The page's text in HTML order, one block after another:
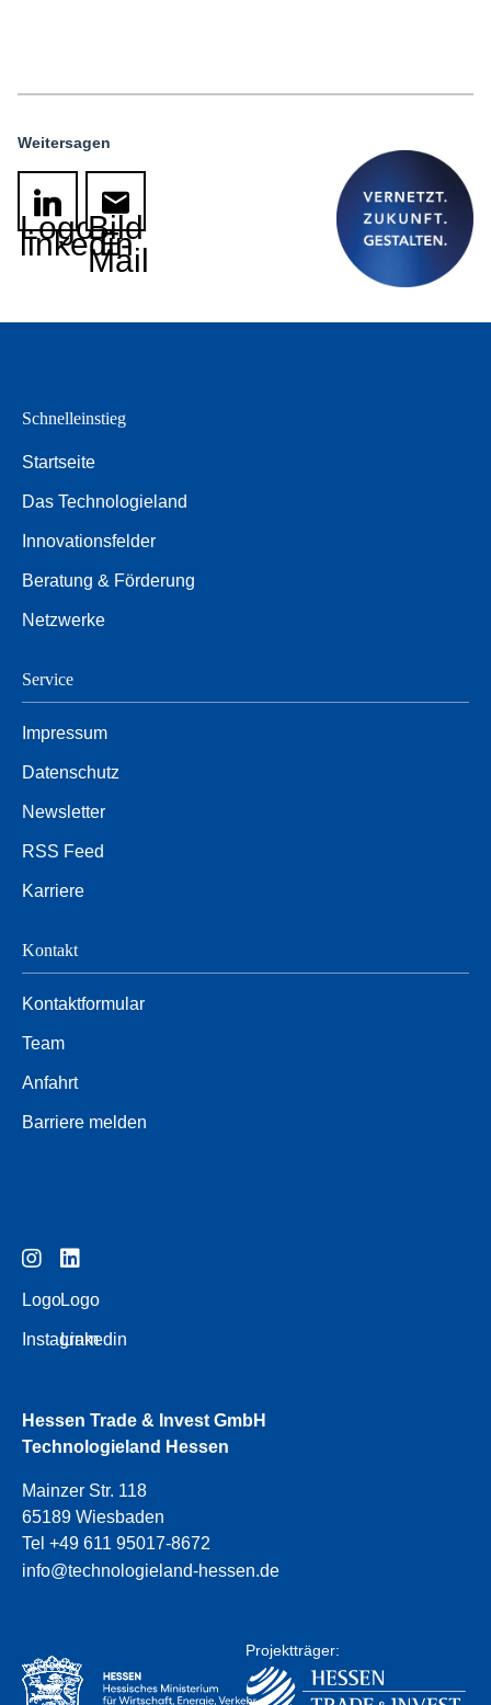
Weitersagen
Logo
linkedin
Bild
E-
Mail
Schnelleinstieg
Startseite
Das Technologieland
Innovationsfelder
Beratung & Förderung
Netzwerke
Service
Impressum
Datenschutz
Newsletter
RSS Feed
Karriere
Kontakt
Kontaktformular
Team
Anfahrt
Barriere melden
Logo
Instagram
Logo
Linkedin
Hessen Trade & Invest GmbH
Technologieland Hessen
Mainzer Str. 118
65189 Wiesbaden
Tel +49 611 95017-8672
info@technologieland-hessen.de
Projektträger: